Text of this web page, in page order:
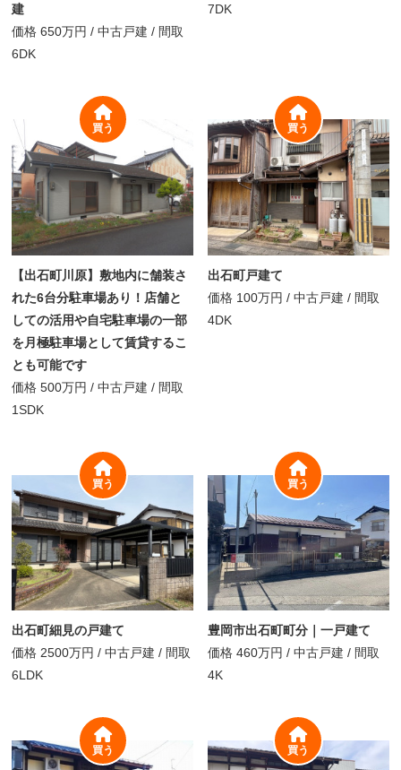
建
価格 650万円 / 中古戸建 / 間取
6DK
7DK
【出石町川原】敷地内に舗装さ
れた6台分駐車場あり！店舗と
しての活用や自宅駐車場の一部
を月極駐車場として賃貸するこ
とも可能です
価格 500万円 / 中古戸建 / 間取
1SDK
買う
出石町戸建て
価格 100万円 / 中古戸建 / 間取
4DK
買う
出石町細見の戸建て
価格 2500万円 / 中古戸建 / 間取
6LDK
買う
豊岡市出石町町分｜一戸建て
価格 460万円 / 中古戸建 / 間取
4K
買う
買う 買う